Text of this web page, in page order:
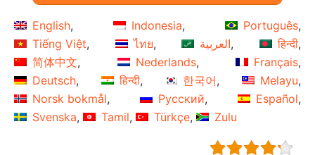
English Indonesia
Português
Tiếng Việt
ไทย العربية
हिन्दी
简体中文
Nederlands
Français
Deutsch
हिन्दी 한국어
Melayu
Norsk bokmål
Русский
Español
Svenska
Tamil Türkçe Zulu